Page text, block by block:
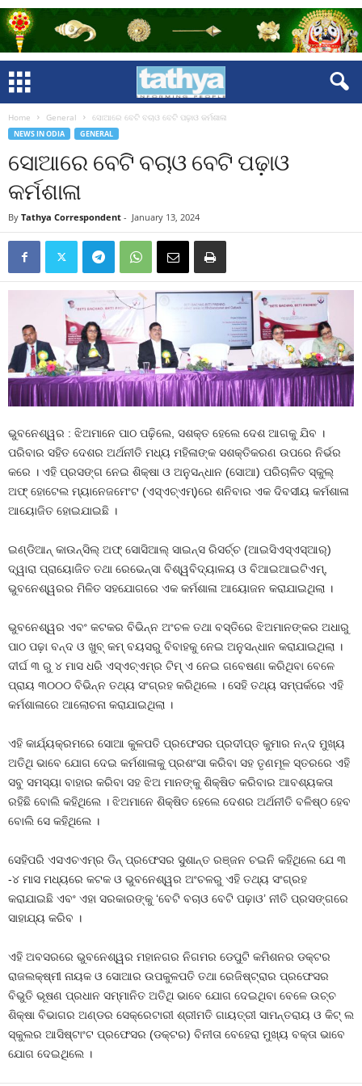
Home General ସୋଆରେ ବେଟି ବଚାଓ ବେଟି ପଢ଼ାଓ କର୍ମଶାଳା
NEWS IN ODIA GENERAL
ସୋଆରେ ବେଟି ବଚାଓ ବେଟି ପଢ଼ାଓ
କର୍ମଶାଳା
By Tathya Correspondent - January 13, 2024
ଭୁବନେଶ୍ୱର : ଝିଅମାନେ ପାଠ ପଢ଼ିଲେ, ସଶକ୍ତ ହେଲେ ଦେଶ ଆଗକୁ ଯିବ ।
ପରିବାର ସହିତ ଦେଶର ଅର୍ଥନୀତି ମଧ୍ୟ ମହିଳାଙ୍କ ସଶକ୍ତିକରଣ ଉପରେ ନିର୍ଭର
କରେ । ଏହି ପ୍ରସଙ୍ଗ ନେଇ ଶିକ୍ଷା ଓ ଅନୁସନ୍ଧାନ (ସୋଆ) ପରିଚାଳିତ ସ୍କୁଲ୍
ଅଫ୍ ହୋଟେଲ ମ୍ୟାନେଜମେଂଟ (ଏସ୍‌ଏଚ୍‌ଏମ୍‌)ରେ ଶନିବାର ଏକ ଦିବସୀୟ କର୍ମଶାଳା
ଆୟୋଜିତ ହୋଇଯାଇଛି ।
ଇଣ୍ଡିଆନ୍ କାଉନ୍‌ସିଲ୍ ଅଫ୍ ସୋସିଆଲ୍ ସାଇନ୍ସ ରିସର୍ଚ୍ଚ (ଆଇସିଏସ୍‌ଏସ୍‌ଆର୍‌)
ଦ୍ୱାରା ପ୍ରାୟୋଜିତ ତଥା ରେଭେନ୍ସା ବିଶ୍ୱବିଦ୍ୟାଳୟ ଓ ବିଆଇଆଇଟିଏମ୍‌,
ଭୁବନେଶ୍ୱରର ମିଳିତ ସହଯୋଗରେ ଏକ କର୍ମଶାଳା ଆୟୋଜନ କରାଯାଇଥିଲା ।
ଭୁବନେଶ୍ୱର ଏବଂ କଟକର ବିଭିନ୍ନ ଅଂଚଳ ତଥା ବସ୍ତିରେ ଝିଅମାନଙ୍କର ଅଧାରୁ
ପାଠ ପଢ଼ା ବନ୍ଦ ଓ ଖୁବ୍ କମ୍ ବୟସରୁ ବିବାହକୁ ନେଇ ଅନୁସନ୍ଧାନ କରାଯାଇଥିଲା ।
ଦୀର୍ଘ ୩ ରୁ ୪ ମାସ ଧରି ଏସ୍‌ଏଚ୍‌ଏମ୍‌ର ଟିମ୍ ଏ ନେଇ ଗବେଷଣା କରିଥିବା ବେଳେ
ପ୍ରାୟ ୩୦୦୦ ବିଭିନ୍ନ ତଥ୍ୟ ସଂଗ୍ରହ କରିଥିଲେ । ସେହି ତଥ୍ୟ ସମ୍ପର୍କରେ ଏହି
କର୍ମଶାଳାରେ ଆଲୋଚନା କରାଯାଇଥିଲା ।
ଏହି କାର୍ଯ୍ୟକ୍ରମରେ ସୋଆ କୁଳପତି ପ୍ରଫେସର ପ୍ରଦୀପ୍ତ କୁମାର ନନ୍ଦ ମୁଖ୍ୟ
ଅତିଥି ଭାବେ ଯୋଗ ଦେଇ କର୍ମଶାଳାକୁ ପ୍ରଶଂସା କରିବା ସହ ତୃଣମୂଳ ସ୍ତରରେ ଏହି
ସବୁ ସମସ୍ୟା ବାହାର କରିବା ସହ ଝିଅ ମାନଙ୍କୁ ଶିକ୍ଷିତ କରିବାର ଆବଶ୍ୟକତା
ରହିଛି ବୋଲି କହିଥିଲେ । ଝିଅମାନେ ଶିକ୍ଷିତ ହେଲେ ଦେଶର ଅର୍ଥନୀତି ବଳିଷ୍ଠ ହେବ
ବୋଲି ସେ କହିଥିଲେ ।
ସେହିପରି ଏସଏଚଏମ୍‌ର ଡିନ୍ ପ୍ରଫେସର ସୁଶାନ୍ତ ରଞ୍ଜନ ଚଇନି କହିଥିଲେ ଯେ ୩
-୪ ମାସ ମଧ୍ୟରେ କଟକ ଓ ଭୁବନେଶ୍ୱର ଅଂଚଳରୁ ଏହି ତଥ୍ୟ ସଂଗ୍ରହ
କରାଯାଇଛି ଏବଂ ଏହା ସରକାରଙ୍କୁ ‘ବେଟି ବଚାଓ ବେଟି ପଢ଼ାଓ’ ନୀତି ପ୍ରସଙ୍ଗରେ
ସାହାଯ୍ୟ କରିବ ।
ଏହି ଅବସରରେ ଭୁବନେଶ୍ୱର ମହାନଗର ନିଗମର ଡେପୁଟି କମିଶନର ଡକ୍ଟର
ରାଜଲକ୍ଷ୍ମୀ ନାୟକ ଓ ସୋଆର ଉପକୁଳପତି ତଥା ରେଜିଷ୍ଟ୍ରାର ପ୍ରଫେସର
ବିଭୁତି ଭୂଷଣ ପ୍ରଧାନ ସମ୍ମାନିତ ଅତିଥି ଭାବେ ଯୋଗ ଦେଇଥିବା ବେଳେ ଉଚ୍ଚ
ଶିକ୍ଷା ବିଭାଗର ଅଣ୍ଡର ସେକ୍ରେଟାରୀ ଶ୍ରୀମତି ଗାୟତ୍ରୀ ସାମନ୍ତରାୟ ଓ କିଟ୍ ଲ
ସ୍କୁଲର ଆସିଷ୍ଟାଂଟ ପ୍ରଫେସର (ଡକ୍ଟର) ବିନୀତା ବେହେରା ମୁଖ୍ୟ ବକ୍ତା ଭାବେ
ଯୋଗ ଦେଇଥିଲେ ।